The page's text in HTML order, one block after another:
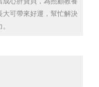
可帶來好運，幫忙解決